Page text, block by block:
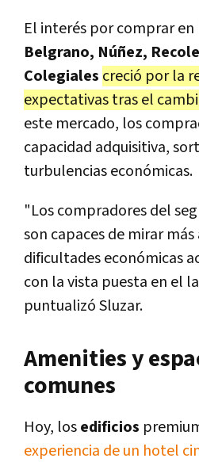
El interés por comprar en
Belgrano, Núñez,
Colegiales creció por la
expectativas tras el
este mercado, los
capacidad adquisitiva,
turbulencias económicas.
"Los compradores del
son capaces de mirar
dificultades económicas
con la vista puesta en el
puntualizó Sluzar.
Amenities y
comunes
Hoy, losedificios
experiencia de un hotel